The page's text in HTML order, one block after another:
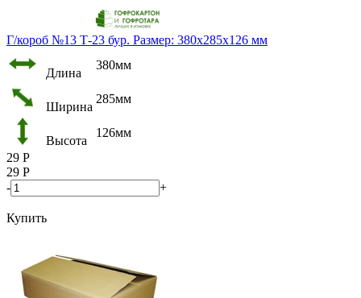
Г/короб №13 Т-23 бур. Размер: 380х285х126 мм
Длина
380мм
Ширина
285мм
Высота
126мм
29 Р
29 Р
-
+
Купить